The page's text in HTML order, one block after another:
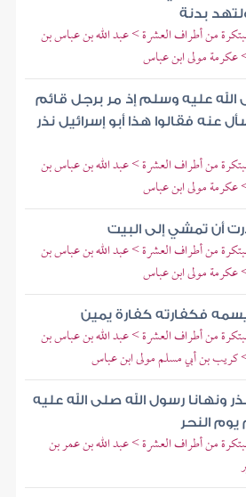
بدنة
من أطراف العشرة > عبد الله بن عباس بن
عكرمة مولى ابن عباس
الله عليه وسلم إذ مر برجل قائم
فقالوا هذا أبو إسرائيل نذر
من أطراف العشرة > عبد الله بن عباس بن
عكرمة مولى ابن عباس
أن تمشي إلى البيت
من أطراف العشرة > عبد الله بن عباس بن
عكرمة مولى ابن عباس
فكفارته كفارة يمين
من أطراف العشرة > عبد الله بن عباس بن
بن أبي مسلم مولى ابن عباس
ونهانا رسول الله صلى الله عليه
النحر
من أطراف العشرة > عبد الله بن عمر بن